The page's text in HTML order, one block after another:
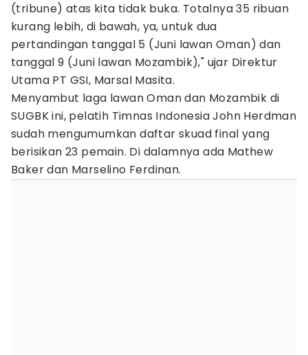
(tribune) atas kita tidak buka. Totalnya 35 ribuan
kurang lebih, di bawah, ya, untuk dua
pertandingan tanggal 5 (Juni lawan Oman) dan
tanggal 9 (Juni lawan Mozambik)," ujar Direktur
Utama PT GSI, Marsal Masita.
Menyambut laga lawan Oman dan Mozambik di
SUGBK ini, pelatih Timnas Indonesia John Herdman
sudah mengumumkan daftar skuad final yang
berisikan 23 pemain. Di dalamnya ada Mathew
Baker dan Marselino Ferdinan.